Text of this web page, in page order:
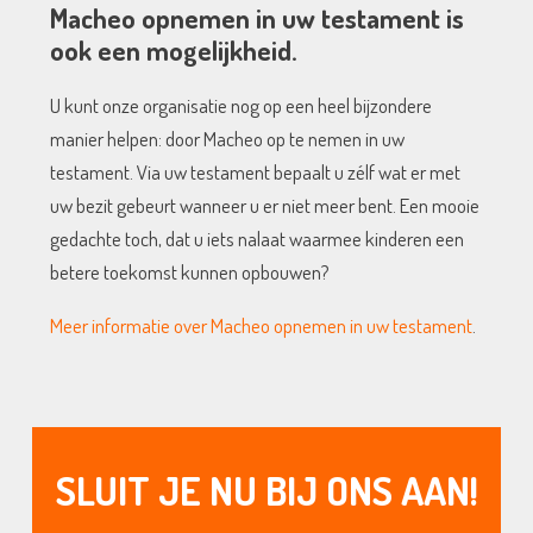
Macheo opnemen in uw testament is
ook een mogelijkheid.
U kunt onze organisatie nog op een heel bijzondere
manier helpen: door Macheo op te nemen in uw
testament. Via uw testament bepaalt u zélf wat er met
uw bezit gebeurt wanneer u er niet meer bent. Een mooie
gedachte toch, dat u iets nalaat waarmee kinderen een
betere toekomst kunnen opbouwen?
Meer informatie over Macheo opnemen in uw testament
SLUIT JE NU BIJ ONS AAN!